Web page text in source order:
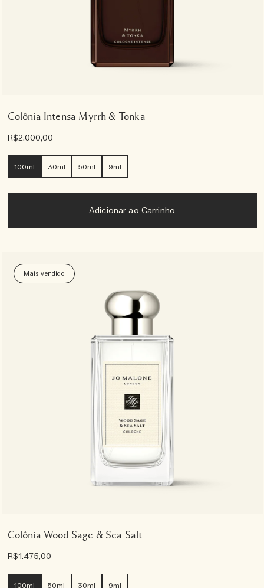
Colônia Intensa Myrrh & Tonka
R$2.000,00
100ml 30ml 50ml 9ml
Adicionar ao Carrinho
Mais vendido
Colônia Wood Sage & Sea Salt
R$1.475,00
100ml 50ml 30ml 9ml